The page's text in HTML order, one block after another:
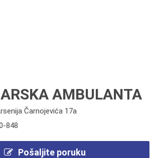
AMBULANTA
Čarnojevića 17a
848
Pošaljite poruku